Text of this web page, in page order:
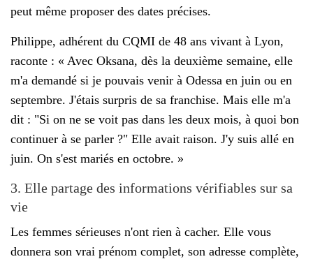
peut même proposer des dates précises.
Philippe, adhérent du CQMI de 48 ans vivant à Lyon,
raconte : « Avec Oksana, dès la deuxième semaine, elle
m'a demandé si je pouvais venir à Odessa en juin ou en
septembre. J'étais surpris de sa franchise. Mais elle m'a
dit : "Si on ne se voit pas dans les deux mois, à quoi bon
continuer à se parler ?" Elle avait raison. J'y suis allé en
juin. On s'est mariés en octobre. »
3. Elle partage des informations vérifiables sur sa
vie
Les femmes sérieuses n'ont rien à cacher. Elle vous
donnera son vrai prénom complet, son adresse complète,